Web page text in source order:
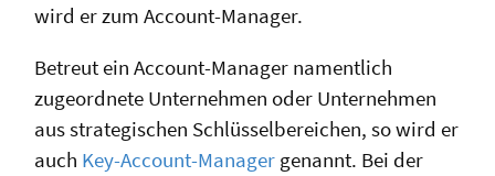
wird er zum Account-Manager.
Betreut ein Account-Manager namentlich
zugeordnete Unternehmen oder Unternehmen
aus strategischen Schlüsselbereichen, so wird er
auch Key-Account-Manager genannt. Bei der